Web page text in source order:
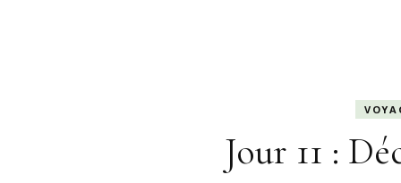
Jour 11 :